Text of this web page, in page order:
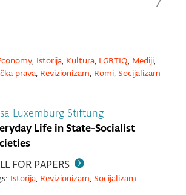
, Istorija, Kultura, LGBTIQ, Mediji,
prava, Revizionizam, Romi, Socijalizam
Luxemburg Stiftung
Life in State-Socialist
FOR PAPERS
Istorija, Revizionizam, Socijalizam